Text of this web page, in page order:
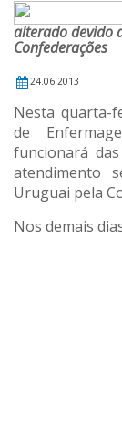
alterado devido
Confederações
24.06.2013
Nesta quarta-
de
funcionará
atendimento
Uruguai pela
Nos demais